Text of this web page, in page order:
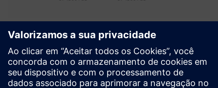
Streamlining PLC-Octalarm
Integration using Siemens PLCs
Este caso demonstra como você pode enfrentar com
sucesso os desafios associados à integração tradicional